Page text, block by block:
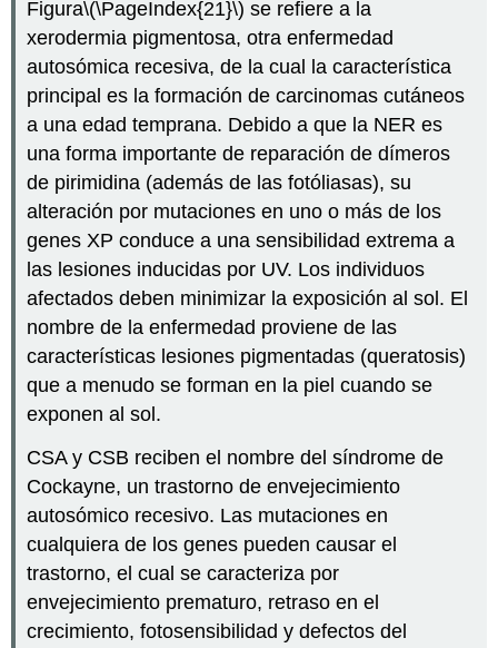
Figura\(\PageIndex{21}\) se refiere a la
xerodermia pigmentosa, otra enfermedad
autosómica recesiva, de la cual la característica
principal es la formación de carcinomas cutáneos
a una edad temprana. Debido a que la NER es
una forma importante de reparación de dímeros
de pirimidina (además de las fotóliasas), su
alteración por mutaciones en uno o más de los
genes XP conduce a una sensibilidad extrema a
las lesiones inducidas por UV. Los individuos
afectados deben minimizar la exposición al sol. El
nombre de la enfermedad proviene de las
características lesiones pigmentadas (queratosis)
que a menudo se forman en la piel cuando se
exponen al sol.
CSA y CSB reciben el nombre del síndrome de
Cockayne, un trastorno de envejecimiento
autosómico recesivo. Las mutaciones en
cualquiera de los genes pueden causar el
trastorno, el cual se caracteriza por
envejecimiento prematuro, retraso en el
crecimiento, fotosensibilidad y defectos del